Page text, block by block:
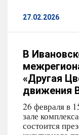
27.02.2026
В
«Другая
движения
26 февраля в
зале
состоится